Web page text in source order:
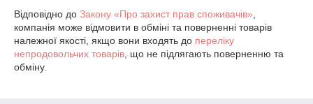
Відповідно до Закону «Про захист прав споживачів»
компанія може відмовити в обміні та поверненні товарів
належної якості, якщо вони входять до переліку
непродовольчих товарів , що не підлягають поверненню та
обміну.